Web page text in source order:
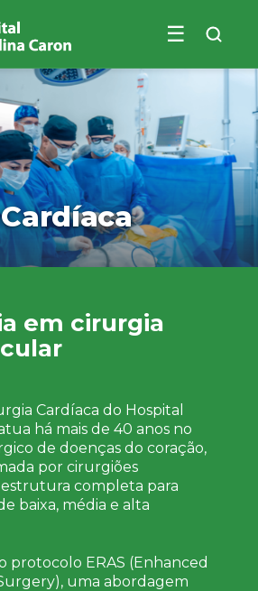
☰
em cirurgia
Cardíaca do Hospital
há mais de 40 anos no
de doenças do coração,
por cirurgiões
estrutura completa para
baixa, média e alta
protocolo ERAS (Enhanced
uma abordagem